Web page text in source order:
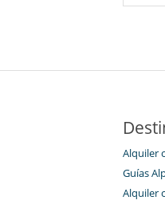
Alquiler
Guías
Alquiler